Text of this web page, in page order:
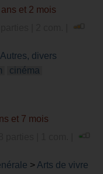
et 2 mois
Autres, divers
cinéma
et 7 mois
> Arts de vivre